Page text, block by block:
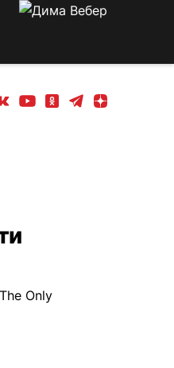
YoutubeОдноклассники
ТелеграмЯндекс дзен